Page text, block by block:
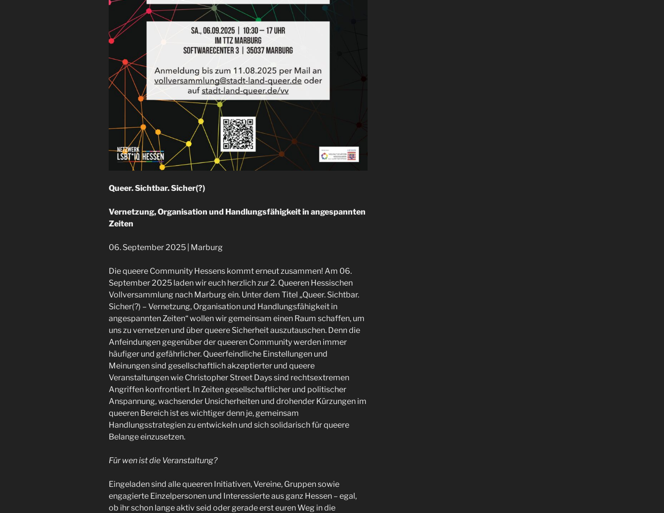
Queer. Sichtbar. Sicher(?)
Vernetzung, Organisation und Handlungsfähigkeit in angespannten
Zeiten
06. September 2025 | Marburg
Die queere Community Hessens kommt erneut zusammen! Am 06.
September 2025 laden wir euch herzlich zur 2. Queeren Hessischen
Vollversammlung nach Marburg ein. Unter dem Titel „Queer. Sichtbar.
Sicher(?) – Vernetzung, Organisation und Handlungsfähigkeit in
angespannten Zeiten“ wollen wir gemeinsam einen Raum schaffen, um
uns zu vernetzen und über queere Sicherheit auszutauschen. Denn die
Anfeindungen gegenüber der queeren Community werden immer
häufiger und gefährlicher. Queerfeindliche Einstellungen und
Meinungen sind gesellschaftlich akzeptierter und queere
Veranstaltungen wie Christopher Street Days sind rechtsextremen
Angriffen konfrontiert. In Zeiten gesellschaftlicher und politischer
Anspannung, wachsender Unsicherheiten und drohender Kürzungen im
queeren Bereich ist es wichtiger denn je, gemeinsam
Handlungsstrategien zu entwickeln und sich solidarisch für queere
Belange einzusetzen.
Für wen ist die Veranstaltung?
Eingeladen sind alle queeren Initiativen, Vereine, Gruppen sowie
engagierte Einzelpersonen und Interessierte aus ganz Hessen – egal,
ob ihr schon lange aktiv seid oder gerade erst euren Weg in die